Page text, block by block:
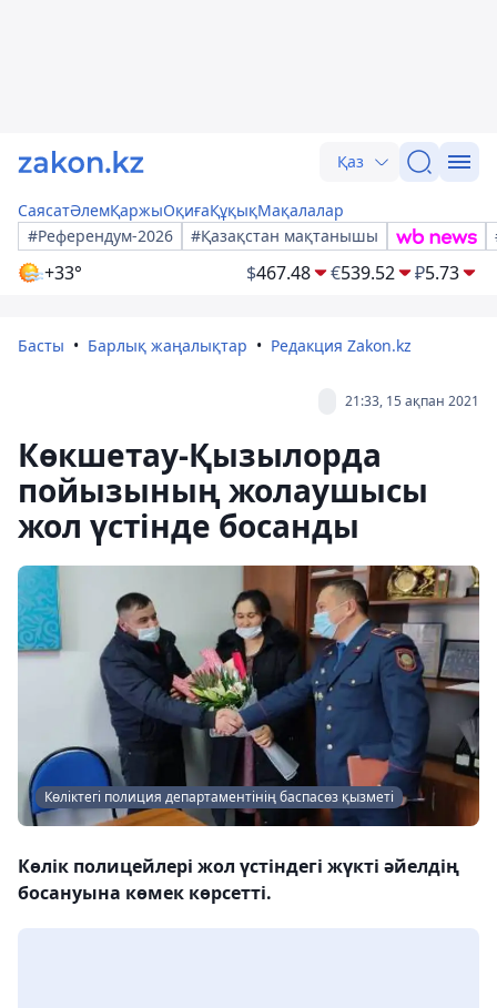
Қаз
СаясатӘлемҚаржыОқиғаҚұқықМақалалар
#Референдум-2026
#Қазақстан мақтанышы
+33° $467.48 €539.52 ₽5.73
Басты Барлық жаңалықтар Редакция Zakon.kz
21:33, 15 ақпан 2021
Көкшетау-Қызылорда
пойызының жолаушысы
жол үстінде босанды
Көліктегі полиция департаментінің баспасөз қызметі
Көлік полицейлері жол үстіндегі жүкті әйелдің
босануына көмек көрсетті.